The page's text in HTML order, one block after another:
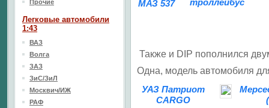
МАЗ 537 троллейбус
Также и DIP пополнился
Одна, модель автомобиля
УАЗ Патриот
CARGO
Прочие
Легковые автомобили
1:43
ВАЗ
Волга
ЗАЗ
ЗиС/ЗиЛ
Москвич/ИЖ
РАФ